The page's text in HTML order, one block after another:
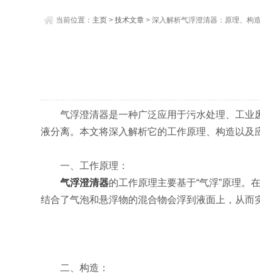
当前位置： 主页 >技术文章 > 深入解析气浮澄清器：原理、构
气浮澄清器是一种广泛应用于污水处理、工业
液分离。本文将深入解析它的工作原理、构造以及
一、工作原理：
气浮澄清器的工作原理主要基于“气浮”原理。
结合了气泡和悬浮物的混合物会浮到液面上，从而
二、构造：